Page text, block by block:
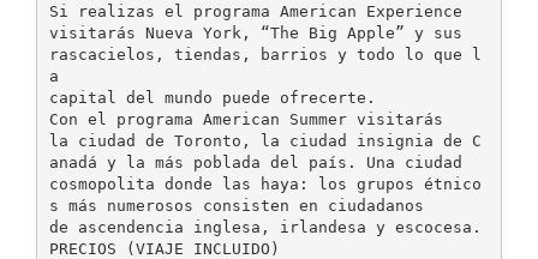
Si realizas el programa American Experience
visitarás Nueva York, “The Big Apple” y sus
rascacielos, tiendas, barrios y todo lo que l
a
capital del mundo puede ofrecerte.
Con el programa American Summer visitarás
la ciudad de Toronto, la ciudad insignia de C
anadá y la más poblada del país. Una ciudad
cosmopolita donde las haya: los grupos étnico
s más numerosos consisten en ciudadanos
de ascendencia inglesa, irlandesa y escocesa.
PRECIOS (VIAJE INCLUIDO)